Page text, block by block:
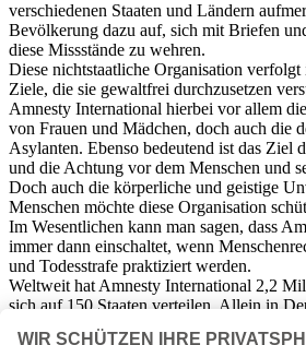
verschiedenen Staaten und Ländern
Bevölkerung dazu auf, sich mit Briefen
diese Missstände zu wehren.
Diese nichtstaatliche Organisation verfolgt
Ziele, die sie gewaltfrei durchzusetzen
Amnesty International hierbei vor allem
von Frauen und Mädchen, doch auch die
Asylanten. Ebenso bedeutend ist das Ziel
und die Achtung vor dem Menschen und
Doch auch die körperliche und geistige
Menschen möchte diese Organisation
Im Wesentlichen kann man sagen, dass
immer dann einschaltet, wenn
und Todesstrafe praktiziert werden.
Weltweit hat Amnesty International 2,2
sich auf 150 Staaten verteilen. Allein in
lokale Gruppen, sowie etwa 10.000